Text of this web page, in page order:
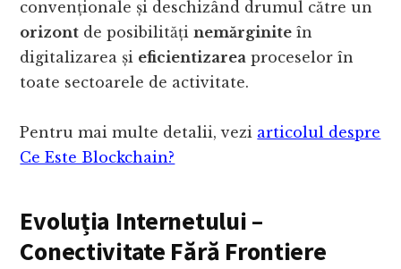
convenționale și deschizând drumul către un
orizont de posibilităținemărginite în
digitalizarea și eficientizarea proceselor în
toate sectoarele de activitate.
Pentru mai multe detalii, vezi articolul despre
Ce Este Blockchain?
Evoluția Internetului –
Conectivitate Fără Frontiere